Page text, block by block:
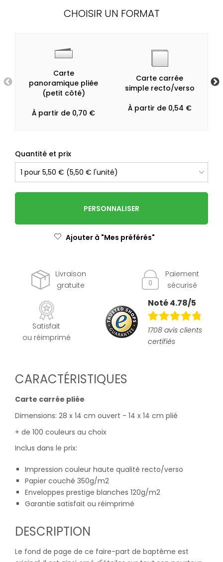
CHOISIR UN FORMAT
Carte
panoramique pliée
(petit côté)
À partir de 0,70 €
Carte carrée
simple recto/verso
À partir de 0,54 €
Quantité et prix
PERSONNALISER
Ajouter à "Mes préférés"
Livraison
gratuite
Paiement
sécurisé
Satisfait
ou réimprimé
Noté 4.78/5
1708 avis clients
certifiés
CARACTÉRISTIQUES
Carte carrée pliée
Dimensions: 28 x 14 cm ouvert - 14 x 14 cm plié
+ de 100 couleurs au choix
Inclus dans le prix:
Impression couleur haute qualité recto/verso
Papier couché 350g/m2
Enveloppes prestige blanches 120g/m2
Garantie satisfait ou réimprimé
DESCRIPTION
Le fond de page de ce faire-part de baptême est